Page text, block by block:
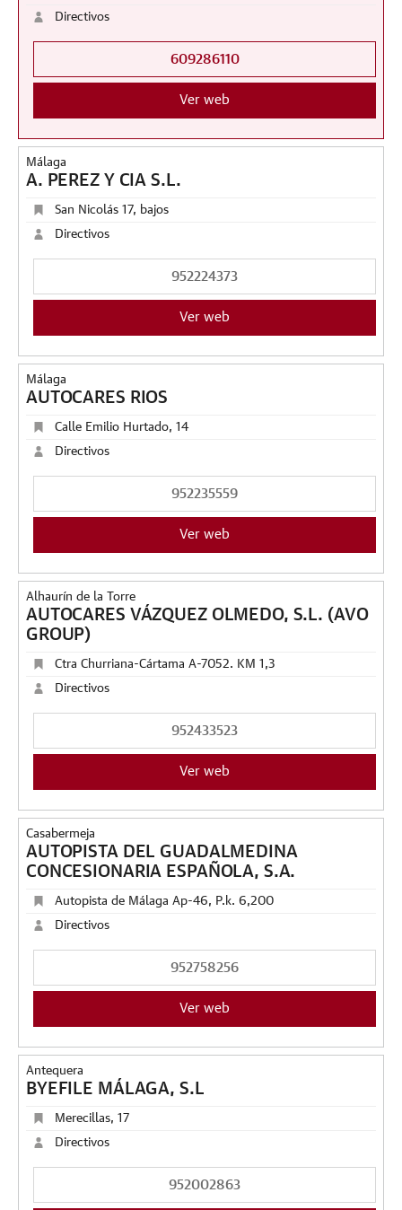
Directivos
609286110
Ver web
Málaga
A. PEREZ Y CIA S.L.
San Nicolás 17, bajos
Directivos
952224373
Ver web
Málaga
AUTOCARES RIOS
Calle Emilio Hurtado, 14
Directivos
952235559
Ver web
Alhaurín de la Torre
AUTOCARES VÁZQUEZ OLMEDO, S.L. (AVO
GROUP)
Ctra Churriana-Cártama A-7052. KM 1,3
Directivos
952433523
Ver web
Casabermeja
AUTOPISTA DEL GUADALMEDINA
CONCESIONARIA ESPAÑOLA, S.A.
Autopista de Málaga Ap-46, P.k. 6,200
Directivos
952758256
Ver web
Antequera
BYEFILE MÁLAGA, S.L
Merecillas, 17
Directivos
952002863